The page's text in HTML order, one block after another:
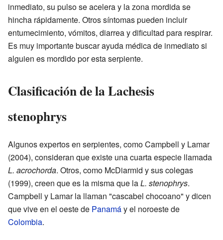
inmediato, su pulso se acelera y la zona mordida se
hincha rápidamente. Otros síntomas pueden incluir
entumecimiento, vómitos, diarrea y dificultad para respirar.
Es muy importante buscar ayuda médica de inmediato si
alguien es mordido por esta serpiente.
Clasificación de la Lachesis
stenophrys
Algunos expertos en serpientes, como Campbell y Lamar
(2004), consideran que existe una cuarta especie llamada
L. acrochorda. Otros, como McDiarmid y sus colegas
(1999), creen que es la misma que laL. stenophrys.
Campbell y Lamar la llaman "cascabel chocoano" y dicen
que vive en el oeste de Panamáy el noroeste de
Colombia.